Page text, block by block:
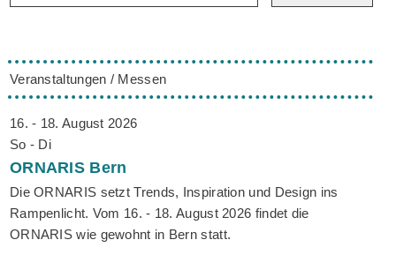
Veranstaltungen / Messen
16. - 18. August 2026
So - Di
ORNARIS Bern
Die ORNARIS setzt Trends, Inspiration und Design ins
Rampenlicht. Vom 16. - 18. August 2026 findet die
ORNARIS wie gewohnt in Bern statt.